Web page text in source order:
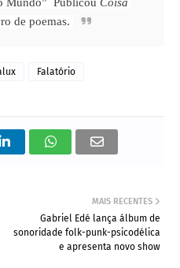
de poemas.
Falatório
MAIS RECENTES
Gabriel Edé lança álbum de
sonoridade folk-punk-psicodélica
e apresenta novo show